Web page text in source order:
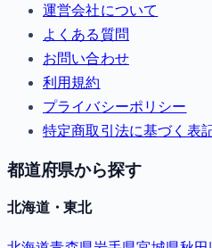
運営会社について
よくある質問
お問い合わせ
利用規約
プライバシーポリシー
特定商取引法に基づく表
都道府県から探す
北海道・東北